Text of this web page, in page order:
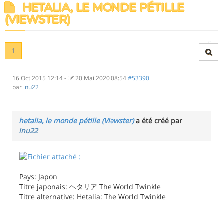
HETALIA, LE MONDE PÉTILLE
(VIEWSTER)
1
16 Oct 2015 12:14- 20 Mai 2020 08:54#53390
par inu22
hetalia, le monde pétille (Viewster)a été créé par
inu22
Pays: Japon
Titre japonais: ヘタリア The World Twinkle
Titre alternative: Hetalia: The World Twinkle